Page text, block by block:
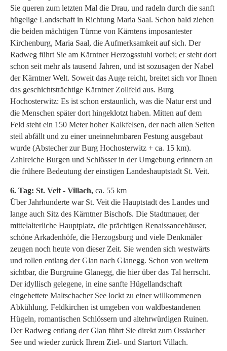
Sie queren zum letzten Mal die Drau, und radeln durch die sanft
hügelige Landschaft in Richtung Maria Saal. Schon bald ziehen
die beiden mächtigen Türme von Kärntens imposantester
Kirchenburg, Maria Saal, die Aufmerksamkeit auf sich. Der
Radweg führt Sie am Kärntner Herzogsstuhl vorbei; er steht dort
schon seit mehr als tausend Jahren, und ist sozusagen der Nabel
der Kärntner Welt. Soweit das Auge reicht, breitet sich vor Ihnen
das geschichtsträchtige Kärntner Zollfeld aus. Burg
Hochosterwitz: Es ist schon erstaunlich, was die Natur erst und
die Menschen später dort hingeklotzt haben. Mitten auf dem
Feld steht ein 150 Meter hoher Kalkfelsen, der nach allen Seiten
steil abfällt und zu einer uneinnehmbaren Festung ausgebaut
wurde (Abstecher zur Burg Hochosterwitz + ca. 15 km).
Zahlreiche Burgen und Schlösser in der Umgebung erinnern an
die frühere Bedeutung der einstigen Landeshauptstadt St. Veit.
6. Tag: St. Veit - Villach, ca. 55 km
Über Jahrhunderte war St. Veit die Hauptstadt des Landes und
lange auch Sitz des Kärntner Bischofs. Die Stadtmauer, der
mittelalterliche Hauptplatz, die prächtigen Renaissancehäuser,
schöne Arkadenhöfe, die Herzogsburg und viele Denkmäler
zeugen noch heute von dieser Zeit. Sie wenden sich westwärts
und rollen entlang der Glan nach Glanegg. Schon von weitem
sichtbar, die Burgruine Glanegg, die hier über das Tal herrscht.
Der idyllisch gelegene, in eine sanfte Hügellandschaft
eingebettete Maltschacher See lockt zu einer willkommenen
Abkühlung. Feldkirchen ist umgeben von waldbestandenen
Hügeln, romantischen Schlössern und altehrwürdigen Ruinen.
Der Radweg entlang der Glan führt Sie direkt zum Ossiacher
See und wieder zurück Ihrem Ziel- und Startort Villach.